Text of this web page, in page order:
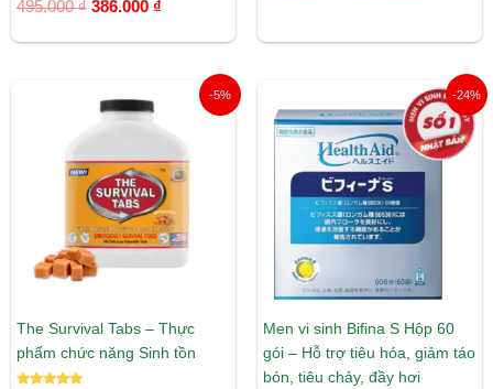
hạng
495.000₫ 386.000 ₫
-5%
The Survival Tabs – Thực
phẩm chức năng Sinh tồn
gốc
1.900.000 ₫.
Giá
hiện
1.800.000 ₫.
-24%
Men vi sinh Bifina S Hộp 60
gói – Hỗ trợ tiêu hóa, giảm táo
bón, tiêu chảy, đầy hơi
gốc
là:
2.220.000 ₫.
Giá
hiện
tại
là: